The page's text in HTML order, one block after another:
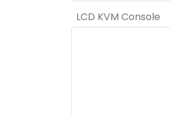
LCD KVM Console